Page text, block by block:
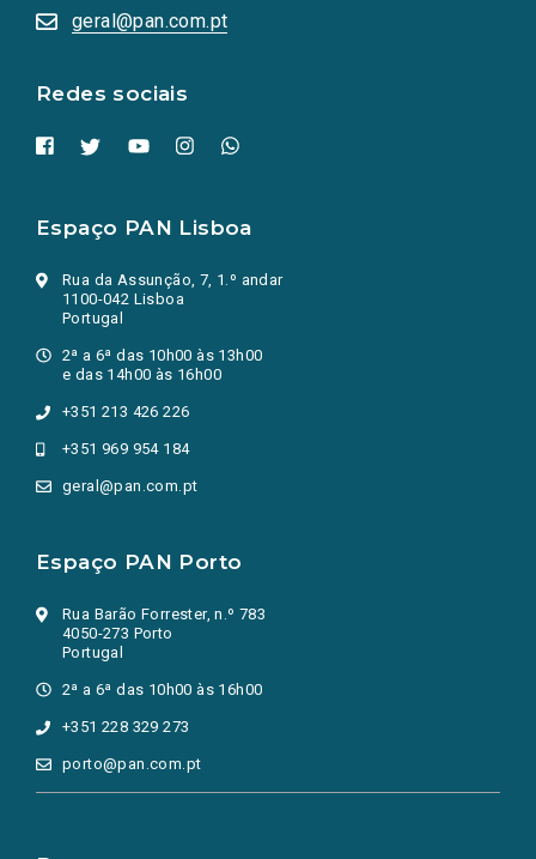
geral@pan.com.pt
Redes sociais
numa
nova
Espaço PAN Lisboa
Rua da Assunção, 7, 1.º andar
1100-042 Lisboa
Portugal
2ª a 6ª das 10h00 às 13h00
e das 14h00 às 16h00
+351 213 426 226
+351 969 954 184
geral@pan.com.pt
Espaço PAN Porto
Rua Barão Forrester, n.º 783
4050-273 Porto
Portugal
2ª a 6ª das 10h00 às 16h00
+351 228 329 273
porto@pan.com.pt